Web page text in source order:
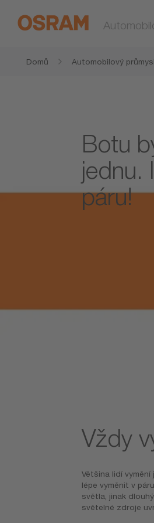
Domů Automobilový průmysl
Botu
jednu.
páru!
Vždy
Většina lidí
lépe vyměnit v
světla, jinak
světelné zdroje